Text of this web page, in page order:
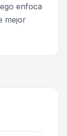
enfoca
mejor